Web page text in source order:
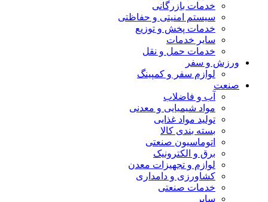
خدمات بازرگانی
سیستم امنیتی و حفاظتی
خدمات پخش و توزیع
سایر خدمات
خدمات حمل و نقل
ورزش و سفر
لوازم سفر و کمپینگ
صنعت
آب و فاضلاب
مواد شیمیایی و معدنی
تولید مواد غذایی
بسته بندی کالا
اتوماسیون صنعتی
برق و الکترونیک
لوازم و تجهیزات معدن
کشاورزی و دامداری
خدمات صنعتی
سایر